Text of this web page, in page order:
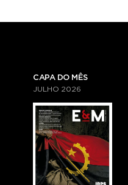
CAPA DO MÊS
JULHO 2026